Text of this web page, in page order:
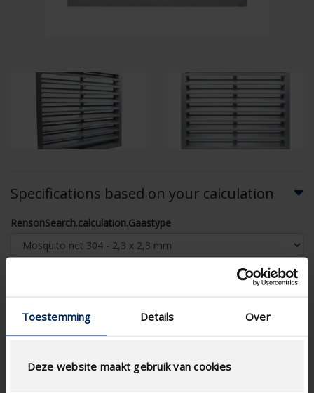
Toestemming Details Over
Deze website maakt gebruik van cookies
Specifications based on your calculation
RensonSearch.calculation.Gaastype
AIRFLOW CALCULATION
Technical Specifications